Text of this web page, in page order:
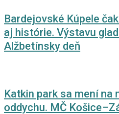
Bardejovské Kúpele
aj histórie. Výstavu
Alžbetínsky deň
Katkin park sa mení na
oddychu. MČ